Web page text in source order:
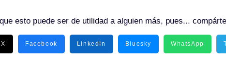
esto puede ser de utilidad a alguien más, pues...
X Facebook LinkedIn Bluesky WhatsApp